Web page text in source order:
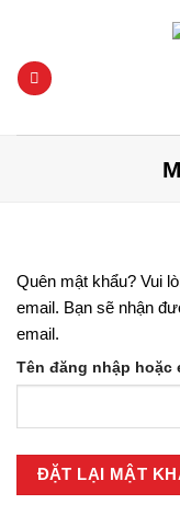
dung
Quên mật khẩu? Vui
email. Bạn sẽ nhận
email.
Tên đăng nhập hoặc
ĐẶT LẠI MẬT